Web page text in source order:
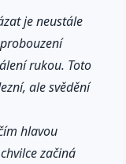
je neustále
rukou. Toto
ale svědění
hlavou
začiná